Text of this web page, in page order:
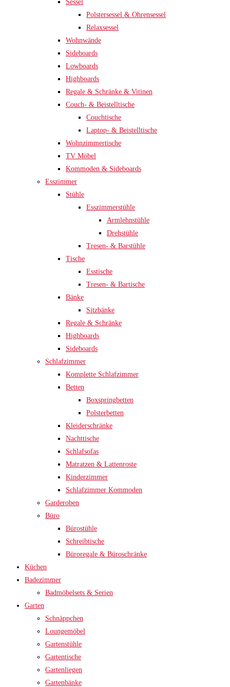
Sessel
Polstersessel & Ohrensessel
Relaxsessel
Wohnwände
Sideboards
Lowboards
Highboards
Regale & Schränke & Vitinen
Couch- & Beistelltische
Couchtische
Laptop- & Beistelltische
Wohnzimmertische
TV Möbel
Kommoden & Sideboards
Esszimmer
Stühle
Esszimmerstühle
Armlehnstühle
Drehstühle
Tresen- & Barstühle
Tische
Esstische
Tresen- & Bartische
Bänke
Sitzbänke
Regale & Schränke
Highboards
Sideboards
Schlafzimmer
Komplette Schlafzimmer
Betten
Boxspringbetten
Polsterbetten
Kleiderschränke
Nachttische
Schlafsofas
Matratzen & Lattenroste
Kinderzimmer
Schlafzimmer Kommoden
Garderoben
Büro
Bürostühle
Schreibtische
Büroregale & Büroschränke
Küchen
Badezimmer
Badmöbelsets & Serien
Garten
Schnäppchen
Loungemöbel
Gartenstühle
Gartentische
Gartenliegen
Gartenbänke